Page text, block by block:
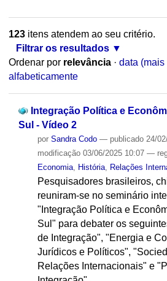
123itens atendem ao seu critério.
Filtrar os resultados
Ordenar por relevância · data
alfabeticamente
Integração Política e
Sul - Vídeo 2
por Sandra Codo — publicado24/
modificação03/06/2025 10:07 —
Economia, História, Relações
Pesquisadores brasileiros,
reuniram-se no seminário
"Integração Política e
Sul" para debater os
de Integração", "Energia e
Jurídicos e Políticos",
Relações Internacionais" e